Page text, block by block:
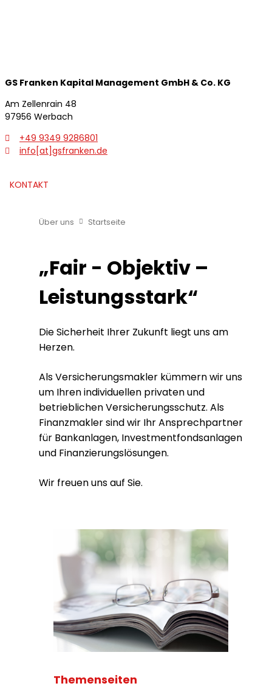
GS Franken Kapital Management GmbH & Co. KG
Am Zellenrain 48
97956 Werbach
+49 9349 9286801
info[at]gsfranken.de
KONTAKT
zurück
Über uns Startseite
„Fair - Objektiv –
Leistungsstark“
Die Sicherheit Ihrer Zukunft liegt uns am
Herzen.
Als Versicherungsmakler kümmern wir uns
um Ihren individuellen privaten und
betrieblichen Versicherungsschutz. Als
Finanzmakler sind wir Ihr Ansprechpartner
für Bankanlagen, Investmentfondsanlagen
und Finanzierungslösungen.
Wir freuen uns auf Sie.
Themenseiten